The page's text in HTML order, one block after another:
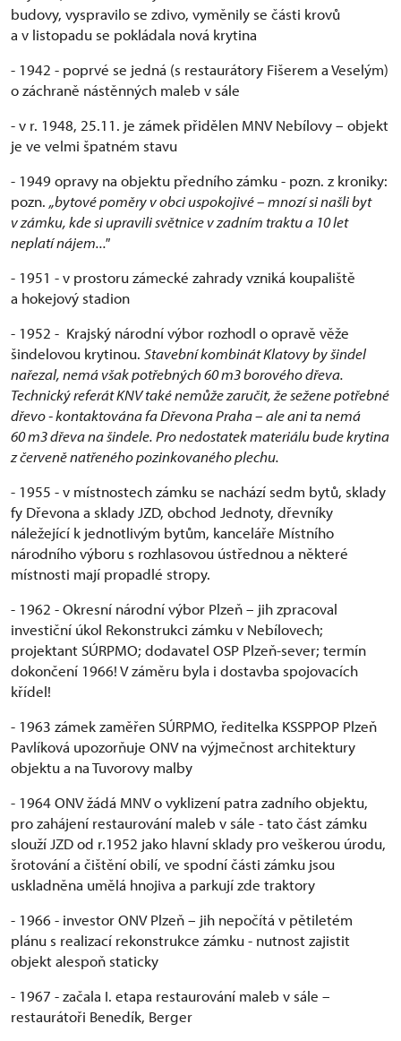
budovy, vyspravilo se zdivo, vyměnily se části krovů
a v listopadu se pokládala nová krytina
- 1942 - poprvé se jedná (s restaurátory Fišerem a Veselým)
o záchraně nástěnných maleb v sále
- v r. 1948, 25.11. je zámek přidělen MNV Nebílovy – objekt
je ve velmi špatném stavu
- 1949 opravy na objektu předního zámku - pozn. z kroniky:
pozn. „bytové poměry v obci uspokojivé – mnozí si našli byt
v zámku, kde si upravili světnice v zadním traktu a 10 let
neplatí nájem..."
- 1951 - v prostoru zámecké zahrady vzniká koupaliště
a hokejový stadion
- 1952 - Krajský národní výbor rozhodl o opravě věže
šindelovou krytinou. Stavební kombinát Klatovy by šindel
nařezal, nemá však potřebných 60 m3 borového dřeva.
Technický referát KNV také nemůže zaručit, že sežene potřebné
dřevo - kontaktována fa Dřevona Praha – ale ani ta nemá
60 m3 dřeva na šindele. Pro nedostatek materiálu bude krytina
z červeně natřeného pozinkovaného plechu.
- 1955 - v místnostech zámku se nachází sedm bytů, sklady
fy Dřevona a sklady JZD, obchod Jednoty, dřevníky
náležející k jednotlivým bytům, kanceláře Místního
národního výboru s rozhlasovou ústřednou a některé
místnosti mají propadlé stropy.
- 1962 - Okresní národní výbor Plzeň – jih zpracoval
investiční úkol Rekonstrukci zámku v Nebílovech;
projektant SÚRPMO; dodavatel OSP Plzeň-sever; termín
dokončení 1966! V záměru byla i dostavba spojovacích
křídel!
- 1963 zámek zaměřen SÚRPMO, ředitelka KSSPPOP Plzeň
Pavlíková upozorňuje ONV na výjmečnost architektury
objektu a na Tuvorovy malby
- 1964 ONV žádá MNV o vyklizení patra zadního objektu,
pro zahájení restaurování maleb v sále - tato část zámku
slouží JZD od r.1952 jako hlavní sklady pro veškerou úrodu,
šrotování a čištění obilí, ve spodní části zámku jsou
uskladněna umělá hnojiva a parkují zde traktory
- 1966 - investor ONV Plzeň – jih nepočítá v pětiletém
plánu s realizací rekonstrukce zámku - nutnost zajistit
objekt alespoň staticky
- 1967 - začala I. etapa restaurování maleb v sále –
restaurátoři Benedík, Berger